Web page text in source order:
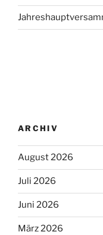
ARCHIV
August 2026
Juli 2026
Juni 2026
März 2026